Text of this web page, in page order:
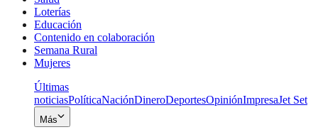
Loterías
Educación
Contenido en colaboración
Semana Rural
Mujeres
Últimas
noticiasPolíticaNaciónDineroDeportesOpiniónImpresaJet Set
Más